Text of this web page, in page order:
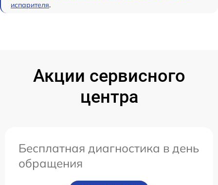
испарителя.
Акции сервисного
центра
Бесплатная диагностика в день
обращения